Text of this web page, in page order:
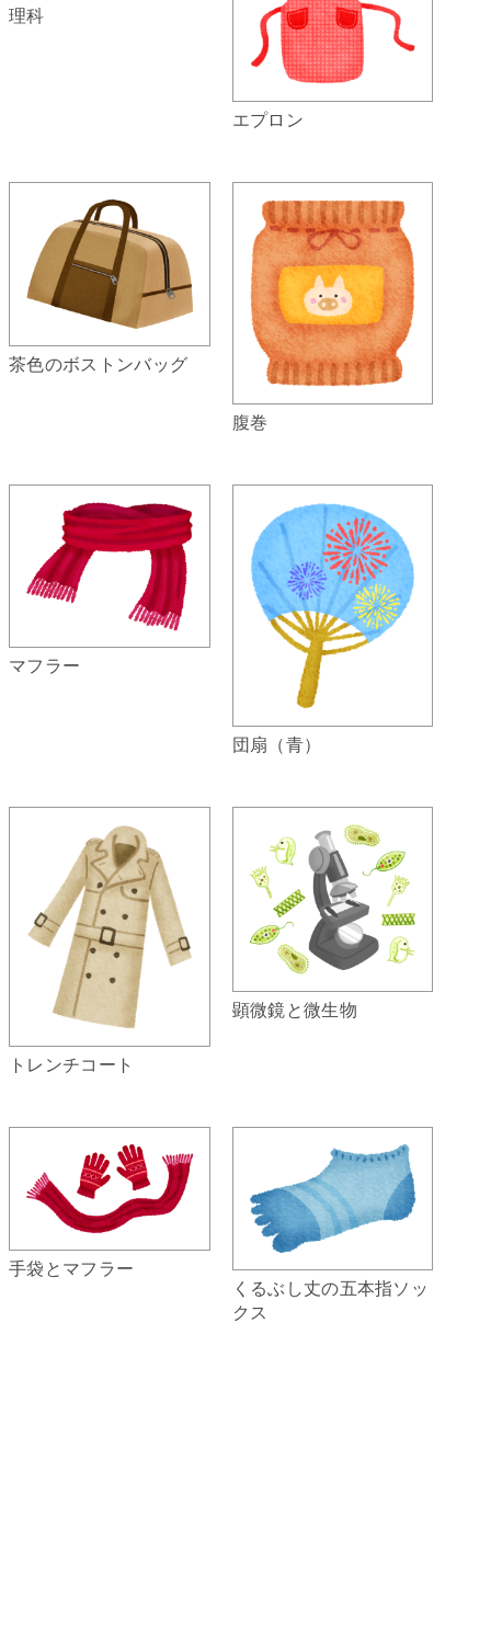
理科
エプロン
茶色のボストンバッグ
腹巻
マフラー
団扇（青）
トレンチコート
顕微鏡と微生物
手袋とマフラー
くるぶし丈の五本指ソッ
クス